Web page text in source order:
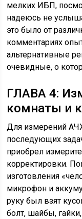
мелких ИБП,
надеюсь не
это было от
комментариях
альтернативные
очевидные, о
ГЛАВА 4:
комнаты и
Для измерений
последующих
приобрел
корректировки.
изготовления
микрофон и
руку был взят
болт, шайбы,